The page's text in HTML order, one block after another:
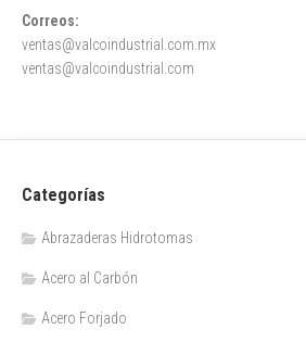
Correos:
ventas@valcoindustrial.com.mx
ventas@valcoindustrial.com
Categorías
Abrazaderas Hidrotomas
Acero al Carbón
Acero Forjado